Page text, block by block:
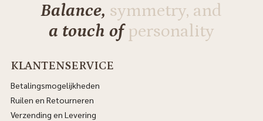
Balance, symmetry, and
a touch ofpersonality
KLANTENSERVICE
Betalingsmogelijkheden
Ruilen en Retourneren
Verzending en Levering